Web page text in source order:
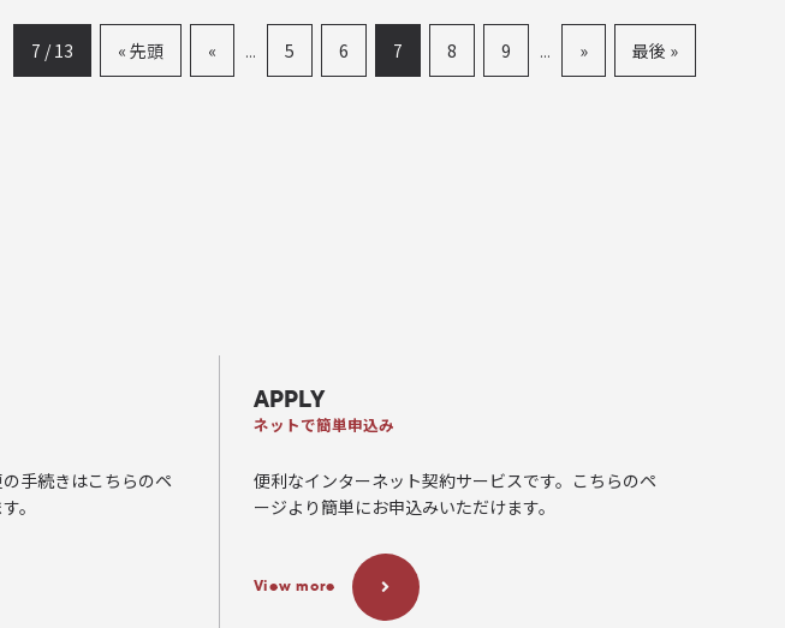
7 / 13 « 先頭 « ... 5 6 7 8 9 ... » 最後 »
手続きはこちらのペ
。
APPLY
ネットで簡単申込み
便利なインターネット契約サービスです。こちらのペ
ージより簡単にお申込みいただけます。
View more